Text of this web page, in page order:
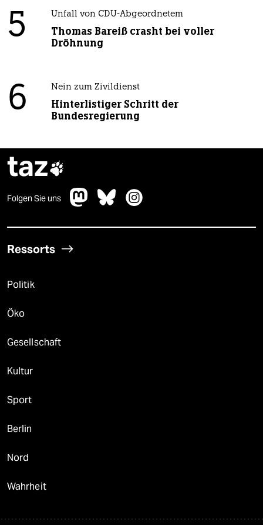
5 Unfall von CDU-Abgeordnetem
Thomas Bareiß crasht bei voller
Dröhnung
6 Nein zum Zivildienst
Hinterlistiger Schritt der
Bundesregierung
taz
Folgen Sie uns
Ressorts
Politik
Öko
Gesellschaft
Kultur
Sport
Berlin
Nord
Wahrheit